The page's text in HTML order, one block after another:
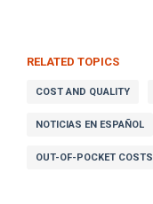
RELATED TOPICS
COST AND QUALITY
NOTICIAS EN ESPAÑOL
OUT-OF-POCKET COSTS